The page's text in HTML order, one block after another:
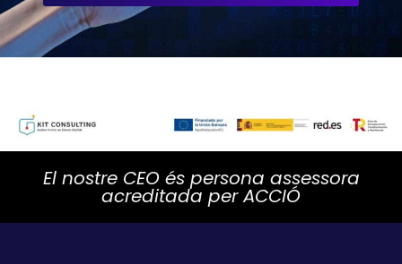
El nostre CEO és persona assessora
acreditada per ACCIÓ